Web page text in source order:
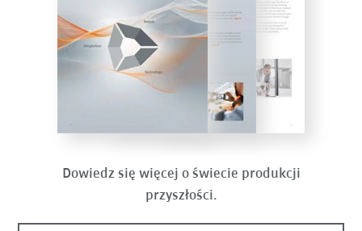
Dowiedz się więcej o świecie produkcji
przyszłości.